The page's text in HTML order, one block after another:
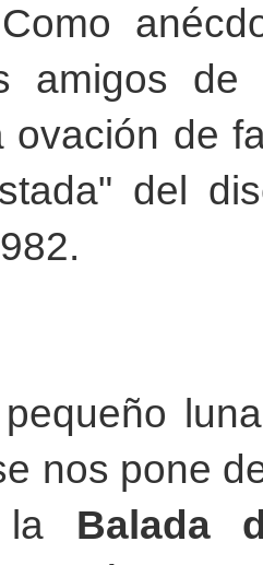
amigos
ovación de
del
nos pone
la Balada